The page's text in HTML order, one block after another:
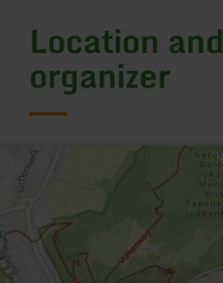
Location and
organizer